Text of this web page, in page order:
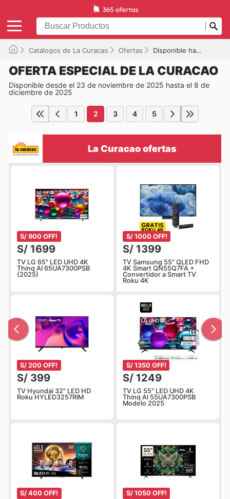
Catálogos de La Curacao Ofertas Disponible hasta el 08/12/2025
OFERTA ESPECIAL DE LA CURACAO
Disponible desde el 23 de noviembre de 2025 hasta el 8 de
diciembre de 2025
1 2 3 4 5
La Curacao ofertas
S/ 900 OFF!
S/ 1699
TV LG 65" LED UHD 4K
Thinq AI 65UA7300PSB
(2025)
S/ 1000 OFF!
S/ 1399
TV Samsung 55" QLED FHD
4K Smart QN55Q7FA +
Convertidor a Smart TV
Roku 4K
S/ 200 OFF!
S/ 399
TV Hyundai 32" LED HD
Roku HYLED3257RIM
S/ 1350 OFF!
S/ 1249
TV LG 55" LED UHD 4K
Thinq AI 55UA7300PSB
Modelo 2025
S/ 400 OFF! S/ 1050 OFF!